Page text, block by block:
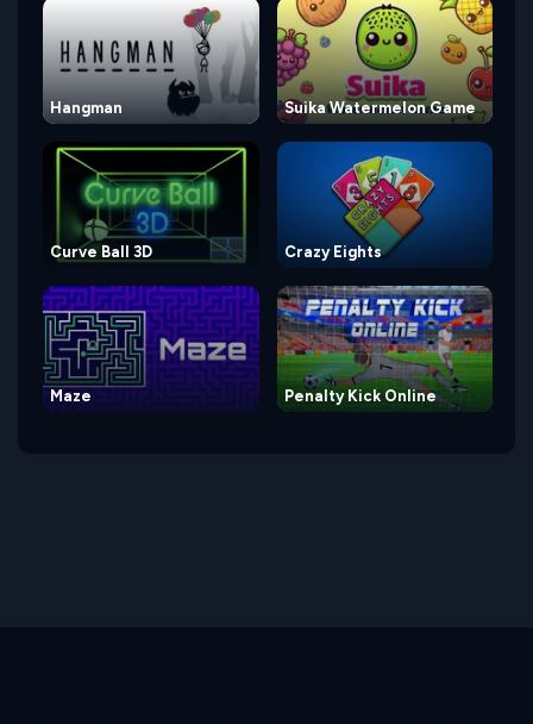
Hangman Suika Watermelon Game
Curve Ball 3D Crazy Eights
Maze Penalty Kick Online